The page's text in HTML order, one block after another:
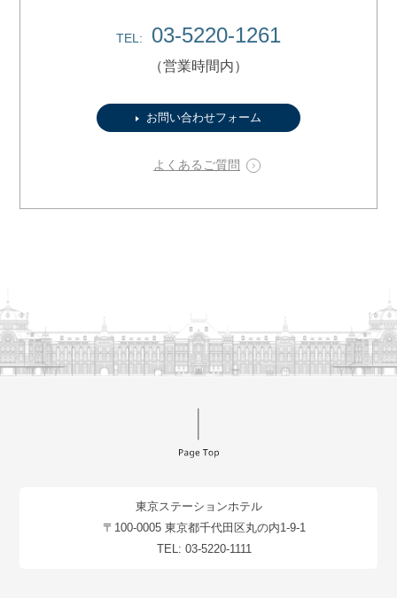
TEL: 03-5220-1261
（営業時間内）
お問い合わせフォーム
よくあるご質問
東京ステーションホテル
〒100-0005 東京都千代田区丸の内1-9-1
TEL: 03-5220-1111